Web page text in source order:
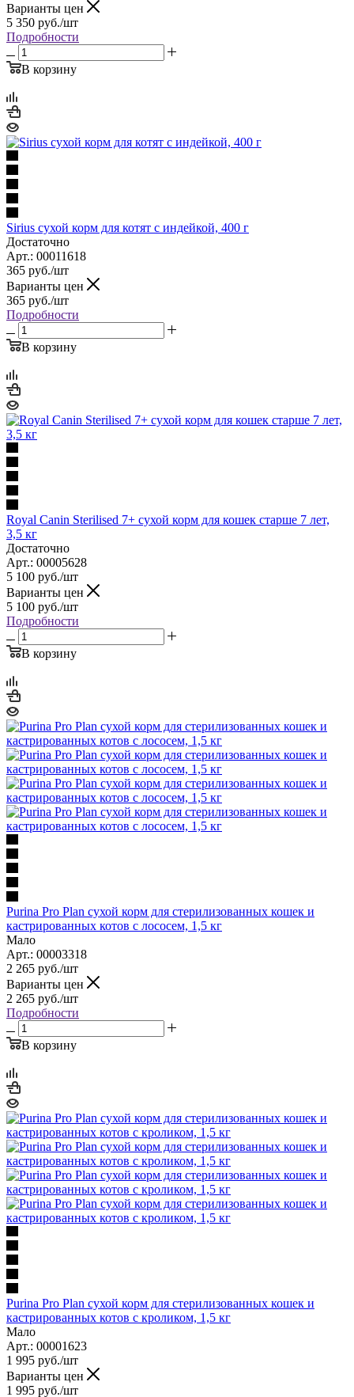
Варианты цен
5 350 руб./шт
Подробности
В корзину
Sirius сухой корм для котят с индейкой, 400 г
Достаточно
Арт.: 00011618
365 руб./шт
Варианты цен
365 руб./шт
Подробности
В корзину
Royal Canin Sterilised 7+ сухой корм для кошек старше 7 лет,
3,5 кг
Достаточно
Арт.: 00005628
5 100 руб./шт
Варианты цен
5 100 руб./шт
Подробности
В корзину
Purina Pro Plan сухой корм для стерилизованных кошек и
кастрированных котов с лососем, 1,5 кг
Мало
Арт.: 00003318
2 265 руб./шт
Варианты цен
2 265 руб./шт
Подробности
В корзину
Purina Pro Plan сухой корм для стерилизованных кошек и
кастрированных котов с кроликом, 1,5 кг
Мало
Арт.: 00001623
1 995 руб./шт
Варианты цен
1 995 руб./шт